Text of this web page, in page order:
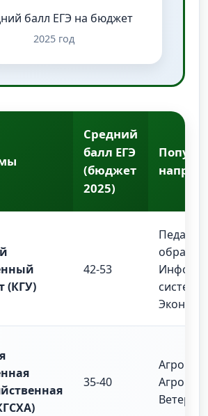
балл ЕГЭ на бюджет
2025 год
Средний
балл ЕГЭ
(бюджет
2025)
(КГУ)
42-53
системы,
35-40